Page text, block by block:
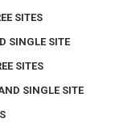
SITES
SINGLE SITE
SITES
SINGLE SITE